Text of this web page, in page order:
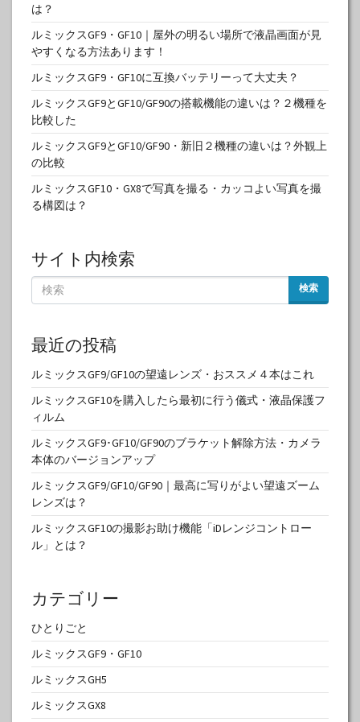
は？
ルミックスGF9・GF10｜屋外の明るい場所で液晶画面が見
やすくなる方法あります！
ルミックスGF9・GF10に互換バッテリーって大丈夫？
ルミックスGF9とGF10/GF90の搭載機能の違いは？２機種を
比較した
ルミックスGF9とGF10/GF90・新旧２機種の違いは？外観上
の比較
ルミックスGF10・GX8で写真を撮る・カッコよい写真を撮
る構図は？
サイト内検索
検索
最近の投稿
ルミックスGF9/GF10の望遠レンズ・おススメ４本はこれ
ルミックスGF10を購入したら最初に行う儀式・液晶保護フ
ィルム
ルミックスGF9･GF10/GF90のブラケット解除方法・カメラ
本体のバージョンアップ
ルミックスGF9/GF10/GF90｜最高に写りがよい望遠ズーム
レンズは？
ルミックスGF10の撮影お助け機能「iDレンジコントロー
ル」とは？
カテゴリー
ひとりごと
ルミックスGF9・GF10
ルミックスGH5
ルミックスGX8